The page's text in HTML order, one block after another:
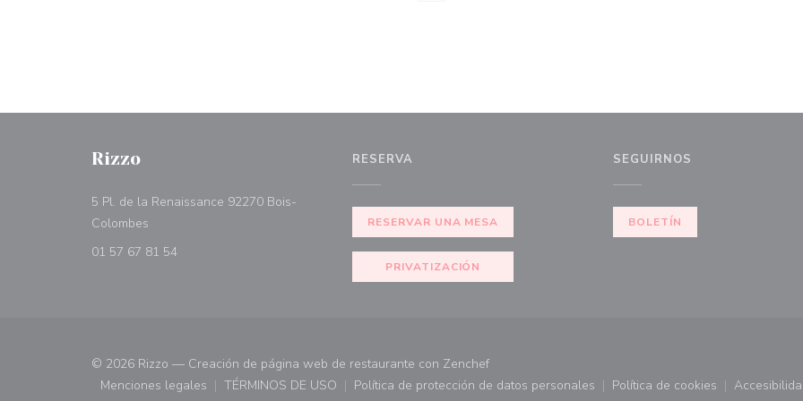
Rizzo
5 Pl. de la Renaissance 92270 Bois-
Colombes
01 57 67 81 54
RESERVA
RESERVAR UNA MESA
PRIVATIZACIÓN
SEGUIRNOS
BOLETÍN
© 2026 Rizzo — Creación de página web de restaurante con Zenchef((abre en una nueva ventana))
Menciones legales
((abre en una nueva ventana))
TÉRMINOS DE USO
((abre en una nueva ventana))
Política de protección de datos personales
((abre en una nueva ventana))
Política de cookies
((abre en una nueva